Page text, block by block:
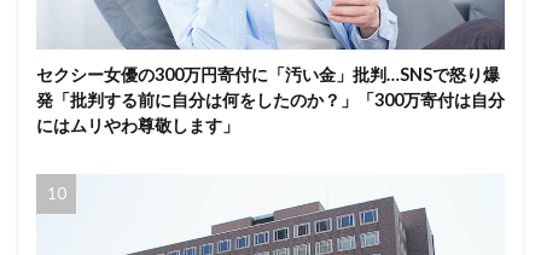
セクシー女優の300万円寄付に「汚い金」批判…SNSで怒り爆
発「批判する前に自分は何をしたのか？」「300万寄付は自分
にはムリやわ尊敬します」